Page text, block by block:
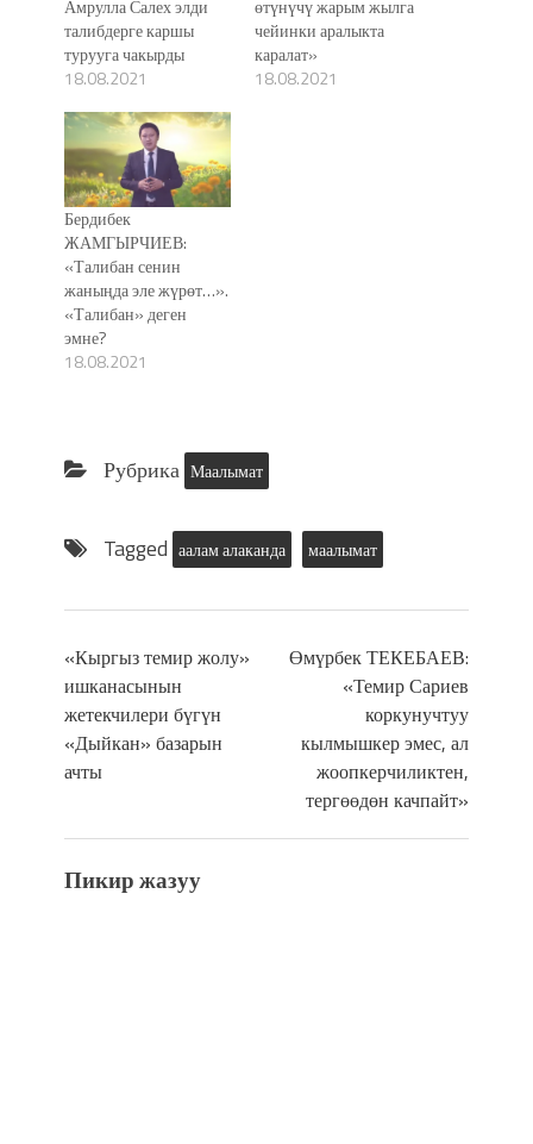
Амрулла Салех элди
талибдерге каршы
турууга чакырды
18.08.2021
өтүнүчү жарым жылга
чейинки аралыкта
каралат»
18.08.2021
Бердибек
ЖАМГЫРЧИЕВ:
«Талибан сенин
жаныңда эле жүрөт…».
«Талибан» деген
эмне?
18.08.2021
Рубрика Маалымат
Tagged аалам алаканда маалымат
«Кыргыз темир жолу»
ишканасынын
жетекчилери бүгүн
«Дыйкан» базарын
ачты
Өмүрбек ТЕКЕБАЕВ:
«Темир Сариев
коркунучтуу
кылмышкер эмес, ал
жоопкерчиликтен,
тергөөдөн качпайт»
Пикир жазуу